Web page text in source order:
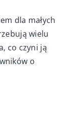
dla małych
wielu
co czyni ją
o